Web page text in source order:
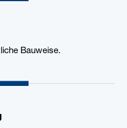
Bauweise.